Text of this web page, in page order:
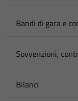
Bandi di gara e
Sovvenzioni,
Bilanci